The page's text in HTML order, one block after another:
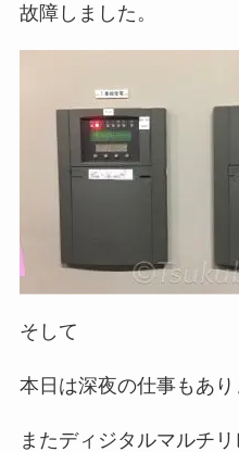
故障しました。
そして
本日は深夜の仕事もあり
またディジタルマルチ